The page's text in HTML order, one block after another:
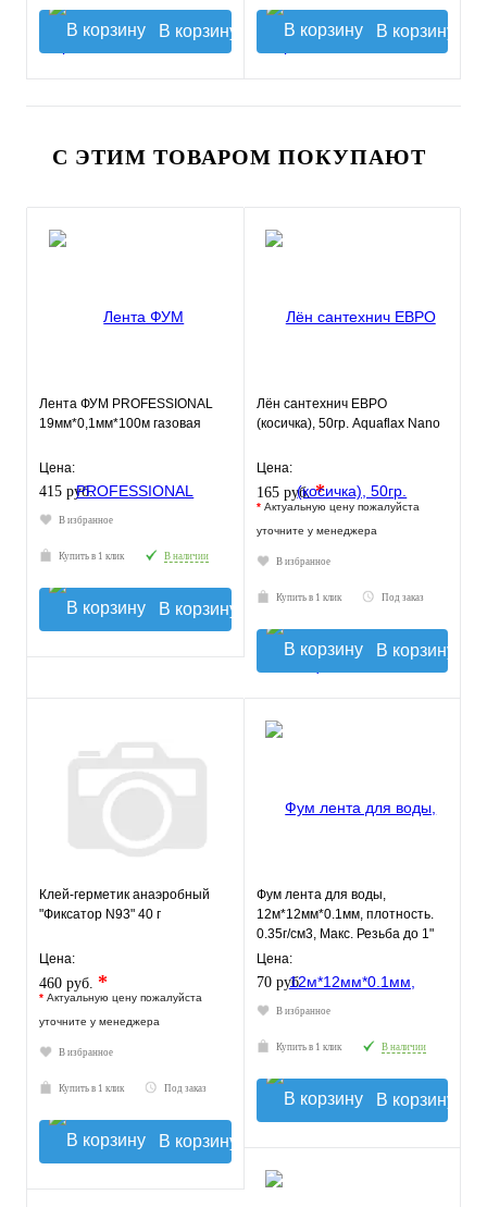
В корзину В корзину
С ЭТИМ ТОВАРОМ ПОКУПАЮТ
Лента ФУМ PROFESSIONAL
19мм*0,1мм*100м газовая
Цена:
415 руб.
В избранное
Купить в 1 клик В наличии
В корзину
Лён сантехнич ЕВРО
(косичка), 50гр. Aquaflax Nano
Цена:
165 руб.*
* Актуальную цену пожалуйста
уточните у менеджера
В избранное
Купить в 1 клик Под заказ
В корзину
Клей-герметик анаэробный
"Фиксатор N93" 40 г
Цена:
460 руб. *
* Актуальную цену пожалуйста
уточните у менеджера
В избранное
Купить в 1 клик Под заказ
В корзину
Фум лента для воды,
12м*12мм*0.1мм, плотность.
0.35г/см3, Макс. Резьба до 1"
МВ1212-035 TIM
Цена:
70 руб.
В избранное
Купить в 1 клик В наличии
В корзину